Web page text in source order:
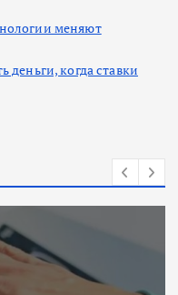
меняют
деньги, когда ставки